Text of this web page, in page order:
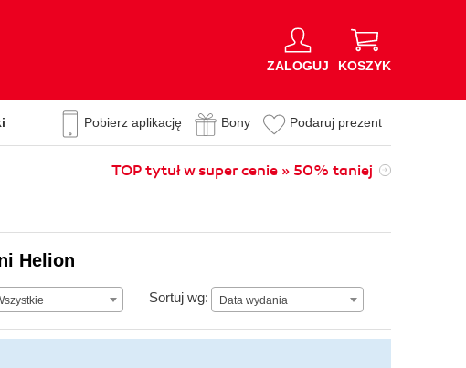
ZALOGUJ KOSZYK
Pobierz aplikację Bony Podaruj prezent
TOP tytuł w super cenie » 50% taniej
Helion
Sortuj wg: Data wydania
Data wydania